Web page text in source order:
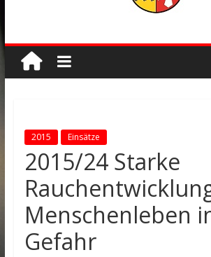
2015 Einsätze
2015/24 Starke
Menschenleben
Gefahr